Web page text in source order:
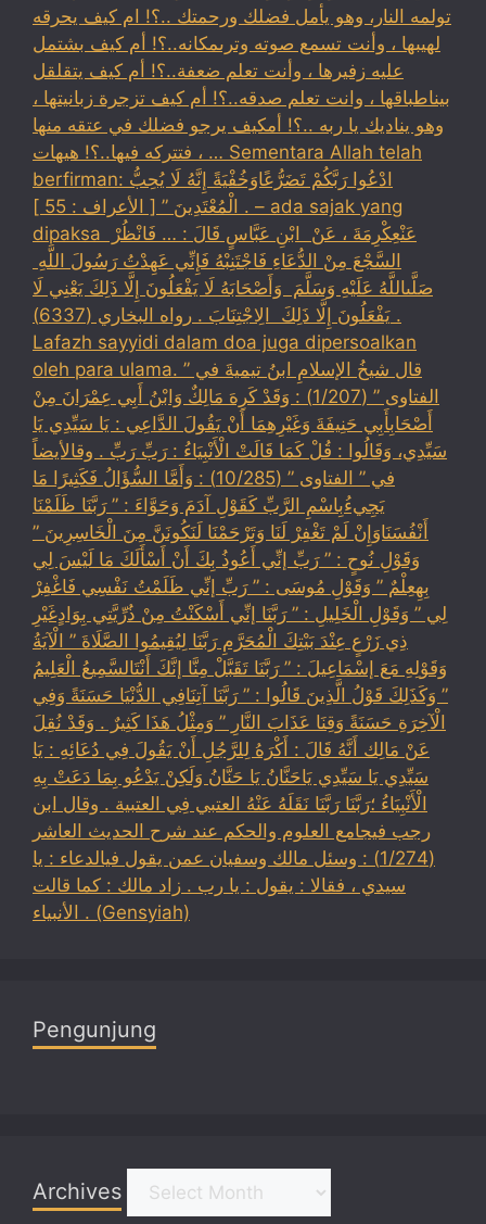
تولمه النار، وهو يأمل فضلك ورحمتك ..؟! ام كيف يحرقه
لهيبها ، وأنت تسمع صوته وترىمكانه..؟! أم كيف بشتمل
عليه زفيرها ، وأنت تعلم ضعفة..؟! أم كيف يتقلقل
بيناطباقها ، وانت تعلم صدقه..؟! أم كيف تزجرة زبانيتها ،
وهو يناديك يا ربه ..؟! أمكيف يرجو فضلك في عتقه منها
، فتتركه فيها..؟! هيهات … Sementara Allah telah
berfirman: ادْعُوا رَبَّكُمْ تَضَرُّعًاوَخُفْيَةً إِنَّهُ لَا يُحِبُّ
الْمُعْتَدِينَ ” [ الأعراف : 55 ] . – ada sajak yang
dipaksa ‏عَنْ‏‏عِكْرِمَةَ ‏، ‏عَنْ ‏ ‏ابْنِ عَبَّاسٍ ‏‏قَالَ : … فَانْظُرْ ‏‏
السَّجْعَ ‏‏مِنْ الدُّعَاءِ فَاجْتَنِبْهُ فَإِنِّي عَهِدْتُ رَسُولَ اللَّهِ ‏
‏صَلَّىاللَّهُ عَلَيْهِ وَسَلَّمَ ‏ ‏وَأَصْحَابَهُ لَا يَفْعَلُونَ إِلَّا ذَلِكَ ‏‏يَعْنِي لَا
يَفْعَلُونَ إِلَّا ذَلِكَ ‏ ‏الِاجْتِنَابَ . رواه البخاري (6337) .
Lafazh sayyidi dalam doa juga dipersoalkan
oleh para ulama. قال شيخُ الإسلامِ ابنُ تيميةَ في ”
الفتاوى ” (1/207) : وَقَدْ كَرِهَ مَالِكٌ وَابْنُ أَبِي عِمْرَانَ مِنْ
أَصْحَابِأَبِي حَنِيفَةَ وَغَيْرِهِمَا أَنْ يَقُولَ الدَّاعِي : يَا سَيِّدِي يَا
سَيِّدِي، وَقَالُوا : قُلْ كَمَا قَالَتْ الْأَنْبِيَاءُ : رَبِّ رَبِّ . وقالأيضاً
في ” الفتاوى ” (10/285) : وَأَمَّا السُّؤَالُ فَكَثِيرًا مَا
يَجِيءُبِاسْمِ الرَّبِّ كَقَوْلِ آدَمَ وَحَوَّاءَ : ” رَبَّنَا ظَلَمْنَا
أَنْفُسَنَاوَإِنْ لَمْ تَغْفِرْ لَنَا وَتَرْحَمْنَا لَنَكُونَنَّ مِنَ الْخَاسِرِينَ ”
وَقَوْلِ نُوحٍ : ” رَبِّ إنِّي أَعُوذُ بِكَ أَنْ أَسْأَلَكَ مَا لَيْسَ لِي
بِهِعِلْمٌ ” وَقَوْلِ مُوسَى : ” رَبِّ إنِّي ظَلَمْتُ نَفْسِي فَاغْفِرْ
لِي ” وَقَوْلِ الْخَلِيلِ : ” رَبَّنَا إنِّي أَسْكَنْتُ مِنْ ذُرِّيَّتِي بِوَادٍغَيْرِ
ذِي زَرْعٍ عِنْدَ بَيْتِكَ الْمُحَرَّمِ رَبَّنَا لِيُقِيمُوا الصَّلَاةَ ” الْآيَةُ
وَقَوْلِهِ مَعَ إسْمَاعِيلَ : ” رَبَّنَا تَقَبَّلْ مِنَّا إنَّكَ أَنْتَالسَّمِيعُ الْعَلِيمُ
” وَكَذَلِكَ قَوْلُ الَّذِينَ قَالُوا : ” رَبَّنَا آتِنَافِي الدُّنْيَا حَسَنَةً وَفِي
الْآخِرَةِ حَسَنَةً وَقِنَا عَذَابَ النَّارِ ” وَمِثْلُ هَذَا كَثِيرٌ . وَقَدْ نُقِلَ
عَنْ مَالِك أَنَّهُ قَالَ : أَكْرَهُ لِلرَّجُلِ أَنْ يَقُولَ فِي دُعَائِهِ : يَا
سَيِّدِي يَا سَيِّدِي يَاحَنَّانُ يَا حَنَّانُ وَلَكِنْ يَدْعُو بِمَا دَعَتْ بِهِ
الْأَنْبِيَاءُ ؛رَبَّنَا رَبَّنَا نَقَلَهُ عَنْهُ العتبي فِي العتبية . وقال ابن
رجب فيجامع العلوم والحكم عند شرح الحديث العاشر
(1/274) : وسئل مالك وسفيان عمن يقول فيالدعاء : يا
سيدي ، فقالا : يقول : يا رب . زاد مالك : كما قالت
الأنبياء . (Gensyiah)
Pengunjung
Archives Archives